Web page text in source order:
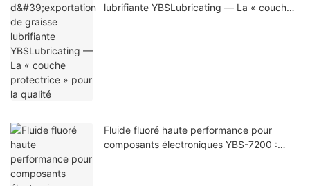
lubrifiante YBSLubricating — La « couche
Fluide fluoré haute performance pour
composants électroniques YBS-7200 :